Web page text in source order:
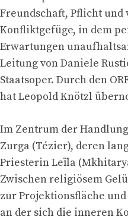
Freundschaft, Pflicht
Konfliktgefüge, in dem
Erwartungen
Leitung von Daniele
Staatsoper. Durch den
hat Leopold Knötzl
Im Zentrum der
Zurga (Tézier), deren
Priesterin Leïla
Zwischen religiösem
zur Projektionsfläche
an der sich die inneren